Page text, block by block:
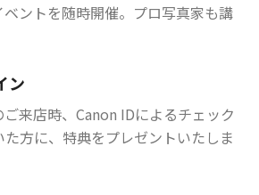
ントを随時開催。プロ写真家も講
ン
来店時、Canon IDによるチェック
方に、特典をプレゼントいたしま